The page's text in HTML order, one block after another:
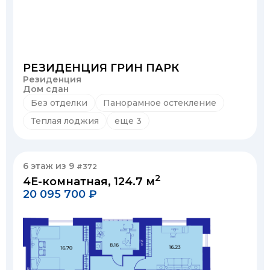
РЕЗИДЕНЦИЯ ГРИН ПАРК
Резиденция
Дом сдан
Без отделки
Панорамное остекление
Теплая лоджия
еще 3
6 этаж из 9 #372
4Е-комнатная, 124.7 м2
20 095 700 ₽